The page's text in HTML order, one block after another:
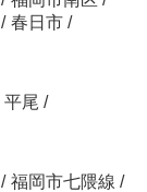
/ 春日市 /
平尾 /
/ 福岡市七隈線 /